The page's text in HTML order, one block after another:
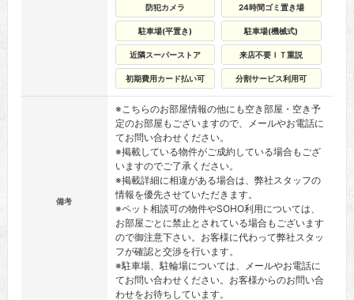
防犯カメラ 24時間ゴミ置き場
駐車場(平置き) 駐車場(機械式)
近隣スーパーストア 来店不要ＩＴ重説
初期費用カード払い可 分割サービス利用可
備考
※こちらのお部屋情報の他にも空き部屋・空き予
定のお部屋もございますので、メールやお電話に
てお問い合わせください。
※掲載している物件がご成約している場合もござ
いますのでご了承ください。
※掲載詳細に相違がある場合は、弊社スタッフの
情報を優先させていただきます。
※ペット相談可の物件やSOHO利用については、
お部屋ごとに禁止とされている場合もございます
ので御注意下さい。お客様に代わって弊社スタッ
フが確認と交渉を行います。
※駐車場、駐輪場については、メールやお電話に
てお問い合わせください。お客様からのお問い合
わせをお待ちしています。